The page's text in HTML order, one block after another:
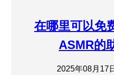
在哪里可以免
ASMR的
2025年08月17